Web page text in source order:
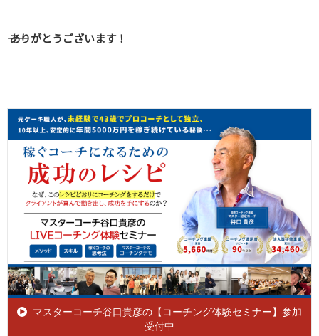
―― ありがとうございます！
マスターコーチ谷口貴彦の【コーチング体験セミナー】参加
受付中